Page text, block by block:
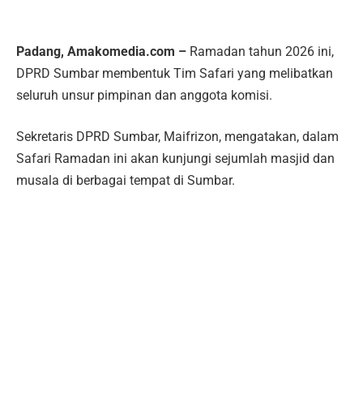
Padang, Amakomedia.com – Ramadan tahun 2026 ini,
DPRD Sumbar membentuk Tim Safari yang melibatkan
seluruh unsur pimpinan dan anggota komisi.
Sekretaris DPRD Sumbar, Maifrizon, mengatakan, dalam
Safari Ramadan ini akan kunjungi sejumlah masjid dan
musala di berbagai tempat di Sumbar.